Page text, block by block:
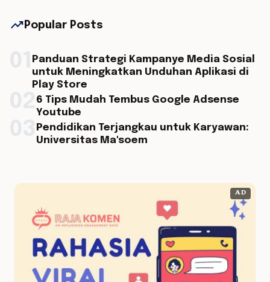
trending_up Popular Posts
Panduan Strategi Kampanye Media Sosial
untuk Meningkatkan Unduhan Aplikasi di
Play Store
6 Tips Mudah Tembus Google Adsense
Youtube
Pendidikan Terjangkau untuk Karyawan:
Universitas Ma'soem
AD